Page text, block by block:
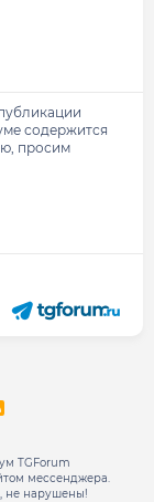
содержится
просим
R
TGForum
мессенджера.
не нарушены!